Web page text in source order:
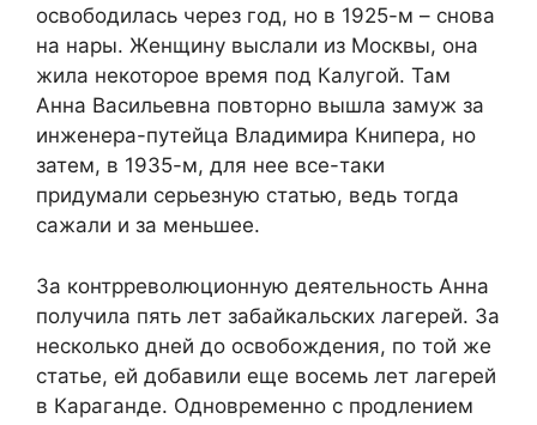
освободилась через год, но в 1925-м – снова
на нары. Женщину выслали из Москвы, она
жила некоторое время под Калугой. Там
Анна Васильевна повторно вышла замуж за
инженера-путейца Владимира Книпера, но
затем, в 1935-м, для нее все-таки
придумали серьезную статью, ведь тогда
сажали и за меньшее.
За контрреволюционную деятельность Анна
получила пять лет забайкальских лагерей. За
несколько дней до освобождения, по той же
статье, ей добавили еще восемь лет лагерей
в Караганде. Одновременно с продлением